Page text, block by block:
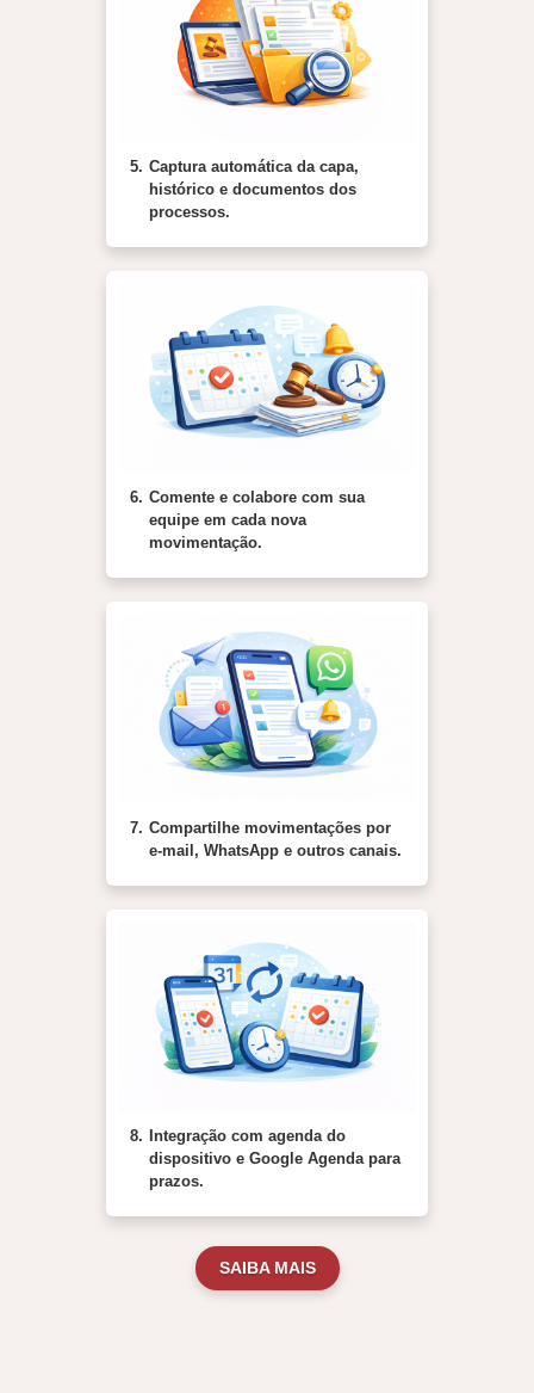
5. Captura automática da capa,
histórico e documentos dos
processos.
6. Comente e colabore com sua
equipe em cada nova
movimentação.
7. Compartilhe movimentações por
e-mail, WhatsApp e outros canais.
8.
Integração com agenda do
dispositivo e Google Agenda para
prazos.
SAIBA MAIS